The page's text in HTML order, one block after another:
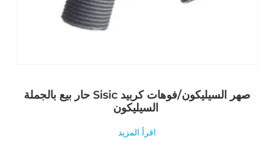
حار بيع بالجملة Sisic صهر السيليكون/فوهات كربيد
اقرأ المزيد